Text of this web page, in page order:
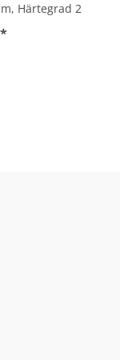
Härtegrad 2